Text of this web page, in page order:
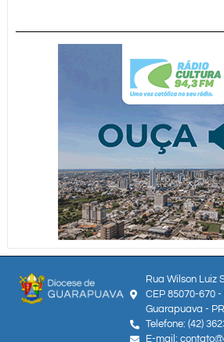
Rua Wilson Luiz
CEP 85070-670
Guarapuava - PR
Telefone: (42)
E-mail: